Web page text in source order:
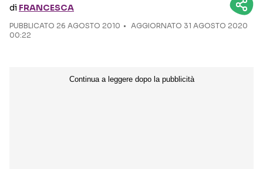
di FRANCESCA
PUBBLICATO 26 AGOSTO 2010
AGGIORNATO 31 AGOSTO 2020
00:22